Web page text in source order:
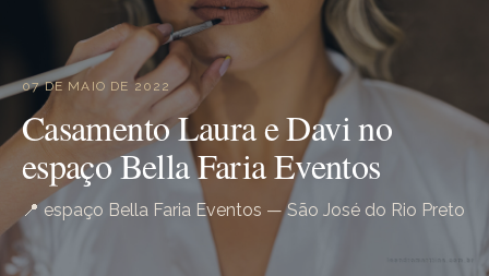
07 DE MAIO DE 2022
Casamento Laura e Davi no
espaço Bella Faria Eventos
📍 espaço Bella Faria Eventos — São José do Rio Preto